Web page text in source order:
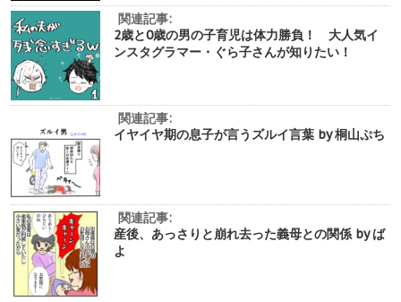
関連記事:
2歳と0歳の男の子育児は体力勝負！ 大人気イ
ンスタグラマー・ぐら子さんが知りたい！
関連記事:
イヤイヤ期の息子が言うズルイ言葉 by 桐山ぷち
関連記事:
産後、あっさりと崩れ去った義母との関係 by ば
よ